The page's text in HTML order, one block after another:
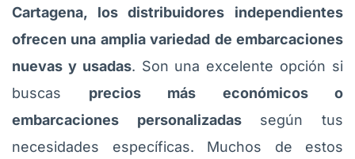
Cartagena, los distribuidores independientes
ofrecen una amplia variedad de embarcaciones
nuevas y usadas. Son una excelente opción si
buscas precios más económicos o
embarcaciones personalizadassegún tus
necesidades específicas. Muchos de estos